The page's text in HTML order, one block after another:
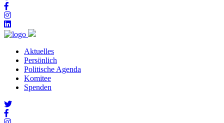
Aktuelles
Persönlich
Politische Agenda
Komitee
Spenden